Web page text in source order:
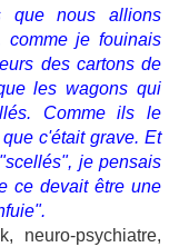
que nous allions
comme je fouinais
des cartons de
les wagons qui
Comme ils le
c'était grave. Et
je pensais
ce devait être une
neuro-psychiatre,